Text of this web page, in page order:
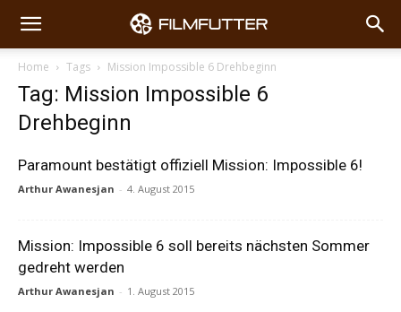
Home Tags Mission Impossible 6 Drehbeginn
Tag: Mission Impossible 6
Drehbeginn
Paramount bestätigt offiziell Mission: Impossible 6!
Arthur Awanesjan - 4. August 2015
Mission: Impossible 6 soll bereits nächsten Sommer
gedreht werden
Arthur Awanesjan - 1. August 2015